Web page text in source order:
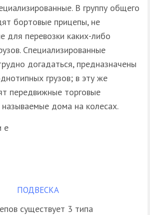
В группу общего
бортовые прицепы, не
для перевозки каких-либо
Специализированные
догадаться, предназначены
грузов; в эту же
передвижные торговые
дома на колесах.
ПОДВЕСКА
существует 3 типа